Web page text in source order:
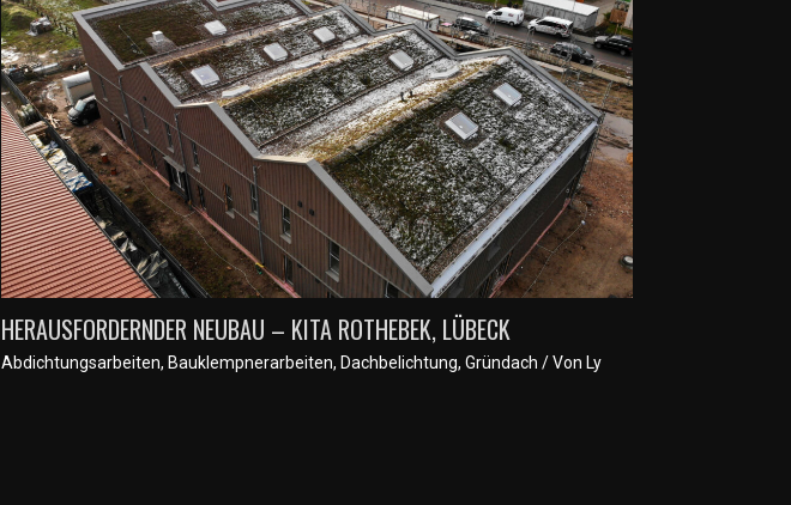
HERAUSFORDERNDER NEUBAU – KITA ROTHEBEK, LÜBECK
Abdichtungsarbeiten, Bauklempnerarbeiten, Dachbelichtung, Gründach / Von Ly